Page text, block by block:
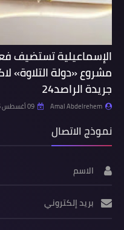
الإسماعيلية تستضيف
مشروع «دولة التلاوة»
جريدة الراصد24
Amal Abdelrehem 09 أغسطس 2026
نموذج الاتصال
الاسم
بريد إلكتروني